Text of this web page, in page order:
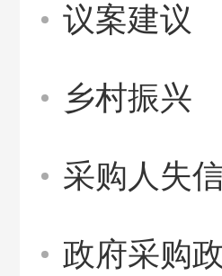
议案建议
乡村振兴
采购人失
政府采购